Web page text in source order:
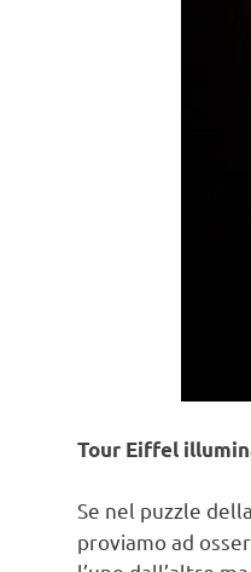
Tour Eiffel
Se nel puzzle della
proviamo ad